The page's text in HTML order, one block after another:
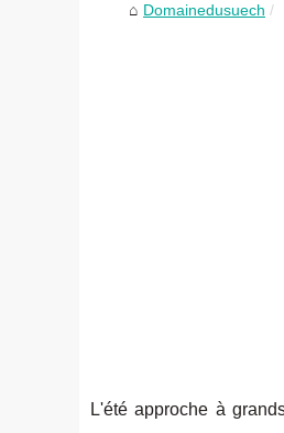
Domainedusuech
L'été approche à